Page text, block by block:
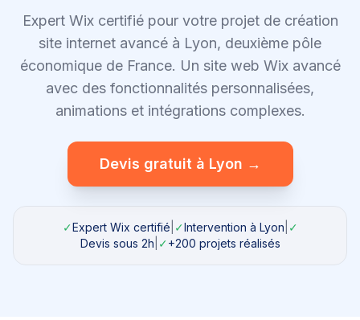
Expert Wix certifié pour votre projet de création
site internet avancé à Lyon, deuxième pôle
économique de France. Un site web Wix avancé
avec des fonctionnalités personnalisées,
animations et intégrations complexes.
Devis gratuit à Lyon →
✓Expert Wix certifié ✓Intervention à Lyon ✓
Devis sous 2h ✓+200 projets réalisés